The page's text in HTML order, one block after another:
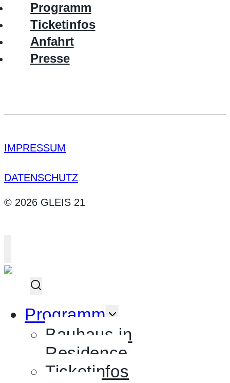
Programm
Ticketinfos
Anfahrt
Presse
IMPRESSUM
DATENSCHUTZ
© 2026 GLEIS 21
Programm UNTERMENÜ
UMSCHALTEN
Bauhaus in
Residence
Ticketinfos